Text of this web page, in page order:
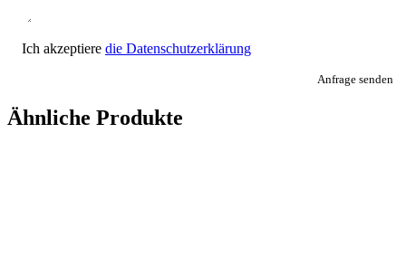
Ich akzeptiere die Datenschutzerklärung
Anfrage senden
Ähnliche Produkte